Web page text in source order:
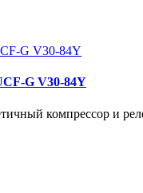
G V30-84Y
компрессор и